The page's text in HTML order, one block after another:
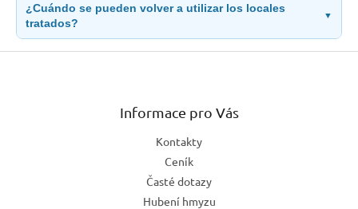
¿Cuándo se pueden volver a utilizar los locales
tratados?
▼
Z
Informace pro Vás
Kontakty
Ceník
Časté dotazy
Hubení hmyzu